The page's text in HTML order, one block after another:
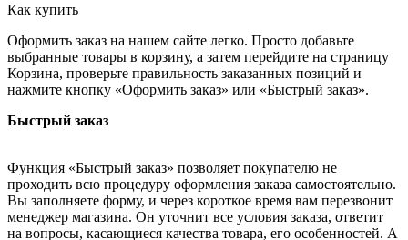
Как купить
Оформить заказ на нашем сайте легко. Просто добавьте
выбранные товары в корзину, а затем перейдите на страницу
Корзина, проверьте правильность заказанных позиций и
нажмите кнопку «Оформить заказ» или «Быстрый заказ».
Быстрый заказ
Функция «Быстрый заказ» позволяет покупателю не
проходить всю процедуру оформления заказа самостоятельно.
Вы заполняете форму, и через короткое время вам перезвонит
менеджер магазина. Он уточнит все условия заказа, ответит
на вопросы, касающиеся качества товара, его особенностей. А